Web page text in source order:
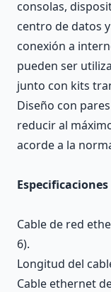
consolas,
centro de datos
conexión a
pueden ser
junto con kits
Diseño con
reducir al
acorde a la
Especificaciones
Cable de red
6).
Longitud del
Cable ethernet